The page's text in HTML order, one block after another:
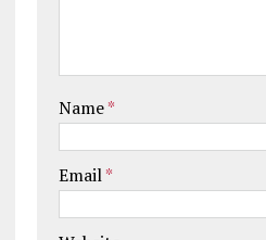
Name*
Email*